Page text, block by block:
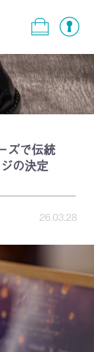
ズで伝統
の決定
26.03.28